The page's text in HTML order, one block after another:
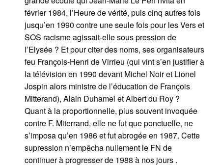
février 1984, l’Heure de vérité, puis cinq autres fois
jusqu’en 1990 contre une seule fois pour les Vers et
SOS racisme agissait-elle sous pression de
l’Elysée ? Et pour citer des noms, ses organisateurs
feu François-Henri de Virrieu (qui vint s’en justifier à
la télévision en 1990 devant Michel Noir et Lionel
Jospin alors ministre de l’éducation de François
Mitterand), Alain Duhamel et Albert du Roy ?
Quant à la proportionnelle, plus souvent invoquée
contre F. Miterrand, elle ne fut que ponctuelle, ne
s’imposa qu’en 1986 et fut abrogée en 1987. Cette
supression n’empêcha nullement le FN de
continuer à progresser de 1988 à nos jours .